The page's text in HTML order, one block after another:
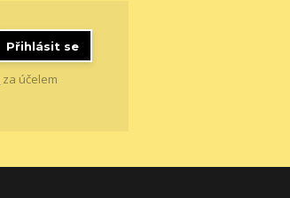
Přihlásit se
za účelem